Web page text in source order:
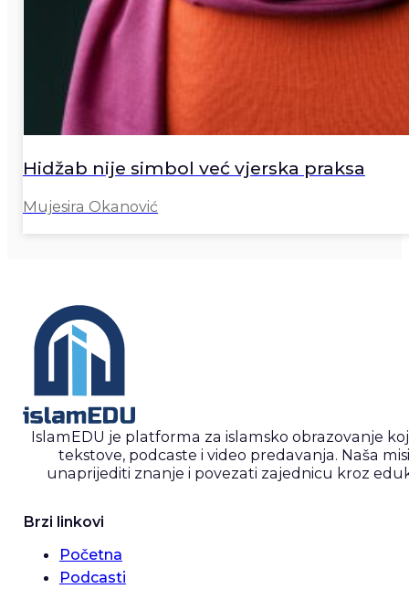
Hidžab nije simbol već vjerska praksa
Mujesira Okanović
IslamEDU je platforma za islamsko obrazovanje
tekstove, podcaste i video predavanja. Naša
unaprijediti znanje i povezati zajednicu kroz
Brzi linkovi
Početna
Podcasti